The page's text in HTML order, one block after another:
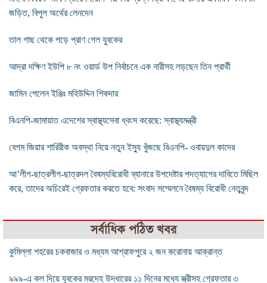
জড়িত, বিপুল অর্থের লেনদেন
তাল গাছ থেকে পড়ে প্রাণ গেল যুবকের
আদ্রা দক্ষিণ ইউপি ৮ নং ওয়ার্ড উপ নির্বাচনে এক নারীসহ লড়ছেন তিন প্রার্থী
জামিন পেলেন ইঞ্জিঃ মহিউদ্দিন শিকদার
বিএনপি-জামায়াত এদেশের স্বাস্থ্যসেবা ধ্বংস করেছে: স্বাস্থ্যমন্ত্রী
বেগম জিয়ার শারিরীক অবস্থা নিয়ে নতুন ইস্যু খুঁজছে বিএনপি- ওবায়দুল কাদের
আ’লীগ-ছাত্রলীগ-ছাত্রদল বৈষম্যবিরোধী ব্যানারে উপদেষ্টার পদত্যাগের দাবিতে মিছিল
করে, তাদের অচিরেই গ্রেফতার করতে হবে: সংবাদ সম্মেলনে বৈষম্য বিরোধী নেতৃবৃন্দ
সর্বাধিক পঠিত খবর
কুমিল্লা শহরের চকবাজার ও মধ্যম আশ্রাফপুরে ২ জন করোনায় আক্রান্ত
৯৯৯-এ কল দিয়ে যুবকের মরদেহ উদ্ধারের ১১ দিনের মধ্যে স্ত্রীসহ গ্রেফতার ৩